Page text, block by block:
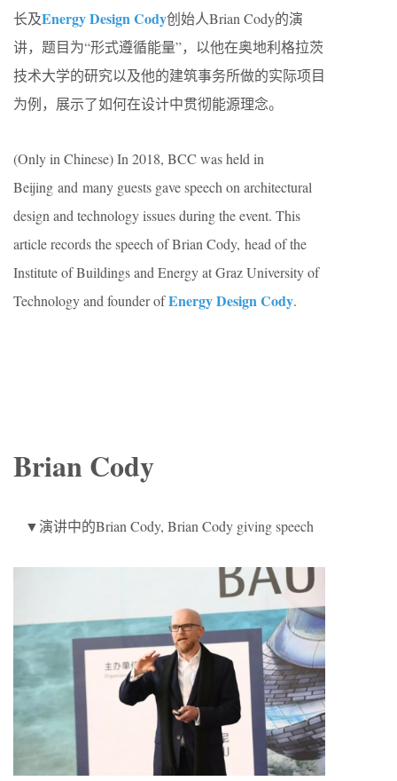
长及Energy Design Cody创始人Brian Cody的演
讲，题目为“形式遵循能量”，以他在奥地利格拉茨
技术大学的研究以及他的建筑事务所做的实际项目
为例，展示了如何在设计中贯彻能源理念。
(Only in Chinese) In 2018, BCC was held in
Beijing and many guests gave speech on architectural
design and technology issues during the event. This
article records the speech of Brian Cody, head of the
Institute of Buildings and Energy at Graz University of
Technology and founder ofEnergy Design Cody.
Brian Cody
▼演讲中的Brian Cody, Brian Cody giving speech